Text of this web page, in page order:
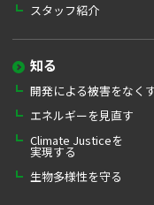
スタッフ紹介
知る
開発による被害をなく
エネルギーを見直す
Climate Justiceを
実現する
生物多様性を守る